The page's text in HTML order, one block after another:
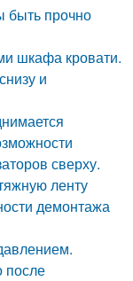
быть прочно
шкафа кровати.
и
сверху.
ленту
демонтажа
после